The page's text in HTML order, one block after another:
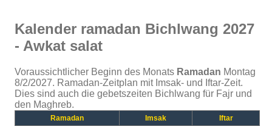
Kalender ramadan Bichlwang 2027
- Awkat salat
Voraussichtlicher Beginn des Monats Ramadan Montag
8/2/2027. Ramadan-Zeitplan mit Imsak- und Iftar-Zeit.
Dies sind auch die gebetszeiten Bichlwang für Fajr und
den Maghreb.
Ramadan Imsak
Iftar